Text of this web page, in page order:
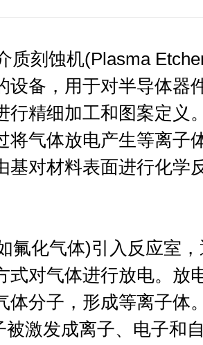
刻蚀机(Plasma
设备，用于对半导体器
行精细加工和图案定义
将气体放电产生等离子
基对材料表面进行化学
氟化气体)引入反应室
式对气体进行放电。放
体分子，形成等离子体
被激发成离子、电子和